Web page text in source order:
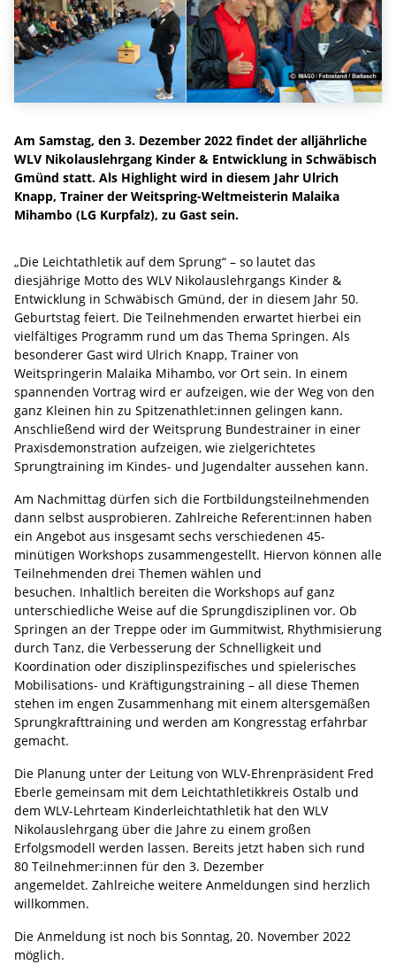
Am Samstag, den 3. Dezember 2022 findet der alljährliche
WLV Nikolauslehrgang Kinder & Entwicklung in Schwäbisch
Gmünd statt. Als Highlight wird in diesem Jahr Ulrich
Knapp, Trainer der Weitspring-Weltmeisterin Malaika
Mihambo (LG Kurpfalz), zu Gast sein.
„Die Leichtathletik auf dem Sprung“ – so lautet das
diesjährige Motto des WLV Nikolauslehrgangs Kinder &
Entwicklung in Schwäbisch Gmünd, der in diesem Jahr 50.
Geburtstag feiert. Die Teilnehmenden erwartet hierbei ein
vielfältiges Programm rund um das Thema Springen. Als
besonderer Gast wird Ulrich Knapp, Trainer von
Weitspringerin Malaika Mihambo, vor Ort sein. In einem
spannenden Vortrag wird er aufzeigen, wie der Weg von den
ganz Kleinen hin zu Spitzenathlet:innen gelingen kann.
Anschließend wird der Weitsprung Bundestrainer in einer
Praxisdemonstration aufzeigen, wie zielgerichtetes
Sprungtraining im Kindes- und Jugendalter aussehen kann.
Am Nachmittag dürfen sich die Fortbildungsteilnehmenden
dann selbst ausprobieren. Zahlreiche Referent:innen haben
ein Angebot aus insgesamt sechs verschiedenen 45-
minütigen Workshops zusammengestellt. Hiervon können alle
Teilnehmenden drei Themen wählen und
besuchen. Inhaltlich bereiten die Workshops auf ganz
unterschiedliche Weise auf die Sprungdisziplinen vor. Ob
Springen an der Treppe oder im Gummitwist, Rhythmisierung
durch Tanz, die Verbesserung der Schnelligkeit und
Koordination oder disziplinspezifisches und spielerisches
Mobilisations- und Kräftigungstraining – all diese Themen
stehen im engen Zusammenhang mit einem altersgemäßen
Sprungkrafttraining und werden am Kongresstag erfahrbar
gemacht.
Die Planung unter der Leitung von WLV-Ehrenpräsident Fred
Eberle gemeinsam mit dem Leichtathletikkreis Ostalb und
dem WLV-Lehrteam Kinderleichtathletik hat den WLV
Nikolauslehrgang über die Jahre zu einem großen
Erfolgsmodell werden lassen. Bereits jetzt haben sich rund
80 Teilnehmer:innen für den 3. Dezember
angemeldet. Zahlreiche weitere Anmeldungen sind herzlich
willkommen.
Die Anmeldung ist noch bis Sonntag, 20. November 2022
möglich.